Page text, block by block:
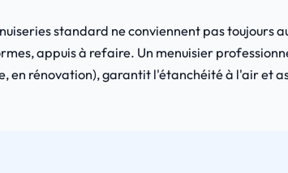
standard ne conviennent pas
appuis à refaire. Un menuisier
en rénovation), garantit l'étanchéité à l'air et